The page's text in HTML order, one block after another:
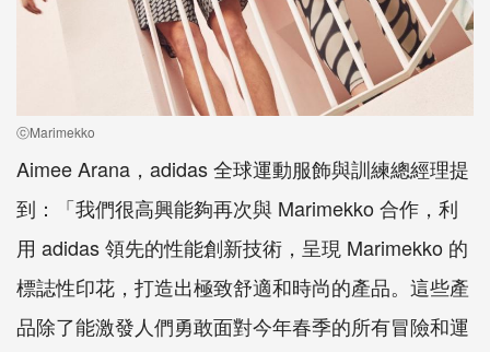
ⓒMarimekko
Aimee Arana，adidas 全球運動服飾與訓練總經理提
到：「我們很高興能夠再次與 Marimekko 合作，利
用 adidas 領先的性能創新技術，呈現 Marimekko 的
標誌性印花，打造出極致舒適和時尚的產品。這些產
品除了能激發人們勇敢面對今年春季的所有冒險和運